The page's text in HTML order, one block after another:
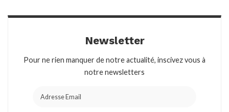
Newsletter
Pour ne rien manquer de notre actualité, inscivez vous à
notre newsletters